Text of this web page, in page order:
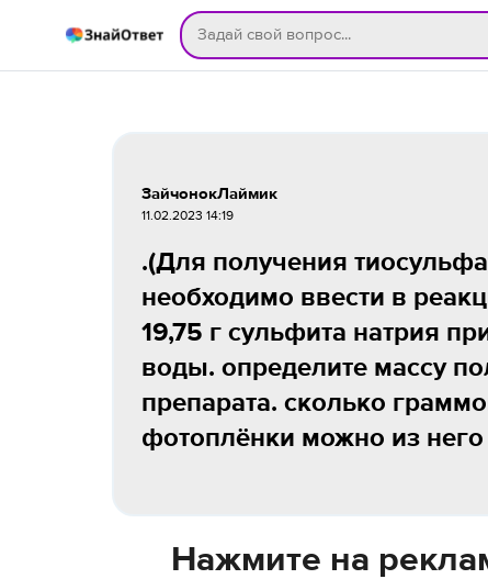
ЗайчонокЛаймик
11.02.2023 14:19
.(Для получения
необходимо ввести в
19,75 г сульфита натрия
воды. определите массу
препарата. сколько
фотоплёнки можно из него
Нажмите на